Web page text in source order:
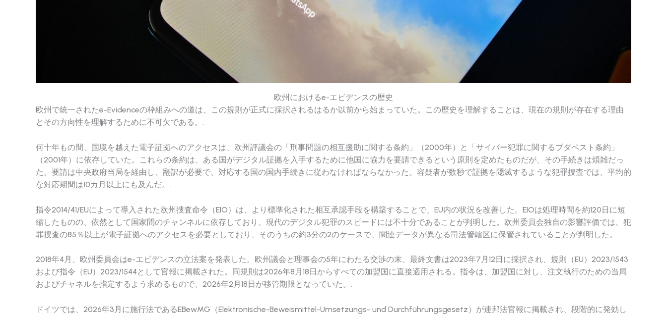
欧州におけるe-エビデンスの歴史
欧州で統一されたe-Evidenceの枠組みへの道は、この規則が正式に採択されるはるか以前から始まっていた。この歴史を理解することは、現在の規則が存在する理由
とその方向性を理解するために不可欠である。.
何十年もの間、国境を越えた電子証拠へのアクセスは、欧州評議会の「刑事問題の相互援助に関する条約」（2000年）と「サイバー犯罪に関するブダペスト条約」
（2001年）に依存していた。これらの条約は、ある国がデジタル証拠を入手するために他国に協力を要請できるという原則を定めたものだが、その手続きは煩雑だっ
た。要請は中央政府当局を経由し、翻訳が必要で、対応する国の国内手続きに従わなければならなかった。容疑者が数秒で証拠を隠滅するような犯罪捜査では、平均的
な対応期間は10カ月以上にも及んだ。.
指令2014/41/EUによって導入された欧州捜査命令（EIO）は、より標準化された相互承認手段を構築することで、EU内の状況を改善した。EIOは処理時間を約120日に短
縮したものの、依然として国家間のチャンネルに依存しており、現代のデジタル犯罪のスピードには不十分であることが判明した。欧州委員会独自の影響評価では、犯
罪捜査の85％以上が電子証拠へのアクセスを必要としており、そのうちの約3分の2のケースで、関連データが異なる司法管轄区に保管されていることが判明した。.
2018年4月、欧州委員会はe-エビデンスの立法案を発表した。欧州議会と理事会の5年にわたる交渉の末、最終文書は2023年7月12日に採択され、規則（EU）2023/1543
および指令（EU）2023/1544として官報に掲載された。同規則は2026年8月18日からすべての加盟国に直接適用される。指令は、加盟国に対し、注文執行のための当局
およびチャネルを指定するよう求めるもので、2026年2月18日が移管期限となっていた。.
ドイツでは、2026年3月に施行法であるEBewMG（Elektronische-Beweismittel-Umsetzungs- und Durchführungsgesetz）が連邦法官報に掲載され、段階的に発効し